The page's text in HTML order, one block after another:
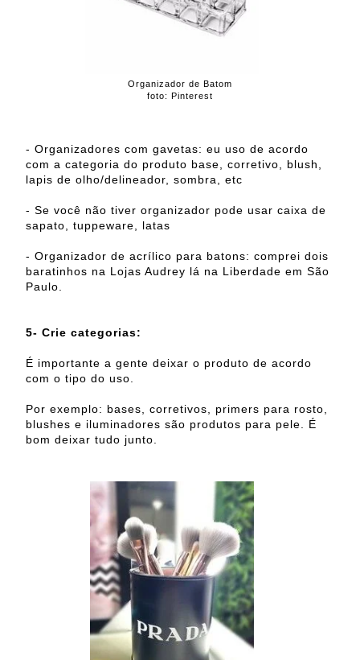
Organizador de Batom
foto: Pinterest
- Organizadores com gavetas: eu uso de acordo
com a categoria do produto base, corretivo, blush,
lapis de olho/delineador, sombra, etc
- Se você não tiver organizador pode usar caixa de
sapato, tuppeware, latas
- Organizador de acrílico para batons: comprei dois
baratinhos na Lojas Audrey lá na Liberdade em São
Paulo.
5- Crie categorias:
É importante a gente deixar o produto de acordo
com o tipo do uso.
Por exemplo: bases, corretivos, primers para rosto,
blushes e iluminadores são produtos para pele. É
bom deixar tudo junto.